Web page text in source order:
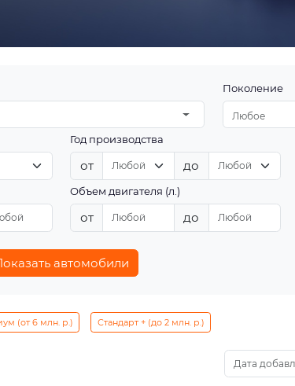
Поколение
Любое
Год производства
от до
Объем двигателя (л.)
от до
автомобили
(от 6 млн. р.) Стандарт + (до 2 млн. р.)